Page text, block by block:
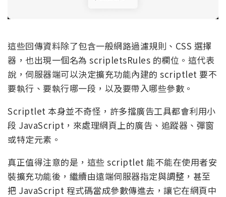
這些回傳資料除了包含一般網路過濾規則、CSS 選擇
器，也出現一個名為 scripletsRules 的欄位。這代表
說，伺服器端可以決定擴充功能內建的 scriptlet 要不
要執行、要執行哪一段，以及要帶入哪些參數。
Scriptlet 本身並不奇怪，許多擋廣告工具都會利用小
段 JavaScript，來處理網頁上的廣告、追蹤器、彈窗
或特定元素。
真正值得注意的是，這些 scriptlet 能不能在使用者安
裝擴充功能後，繼續由遠端伺服器指定與調整，甚至
把 JavaScript 程式碼當成參數傳進去，讓它在網頁中